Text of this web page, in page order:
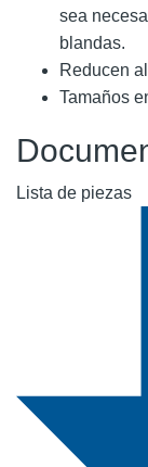
sea
blandas.
Reducen
Tamaños
Lista de piezas